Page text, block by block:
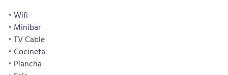
Wifi
Minibar
TV Cable
Cocineta
Plancha